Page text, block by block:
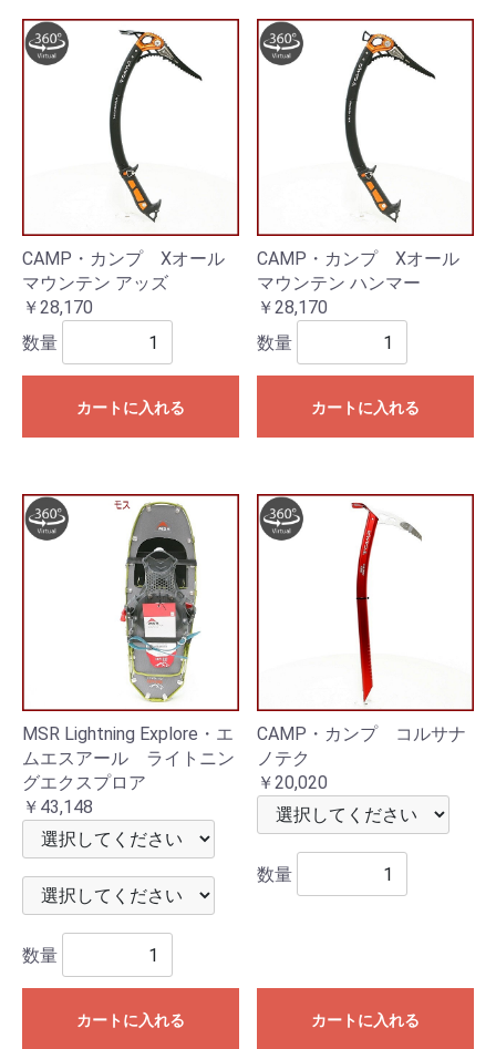
CAMP・カンプ Xオール
マウンテン アッズ
￥28,170
数量
カートに入れる
CAMP・カンプ Xオール
マウンテン ハンマー
￥28,170
数量
カートに入れる
MSR Lightning Explore・エ
ムエスアール ライトニン
グエクスプロア
￥43,148
数量
カートに入れる
CAMP・カンプ コルサナ
ノテク
￥20,020
数量
カートに入れる